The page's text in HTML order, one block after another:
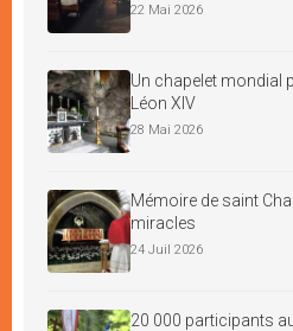
22 Mai 2026
Un chapelet mondial
Léon XIV
28 Mai 2026
Mémoire de saint
miracles
24 Juil 2026
20 000 participants